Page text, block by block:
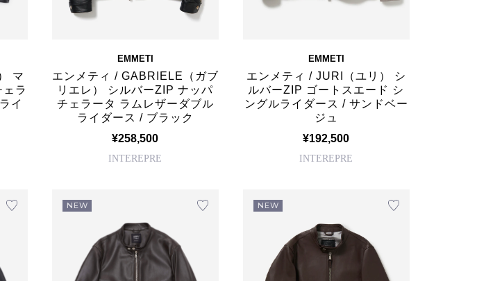
マ
ラ
イ
EMMETI
エンメティ / GABRIELE（ガブ
リエレ） シルバーZIP ナッパ
チェラータ ラムレザーダブル
ライダース / ブラック
¥258,500
INTEREPRE
EMMETI
エンメティ / JURI（ユリ） シ
ルバーZIP ゴートスエード シ
ングルライダース / サンドベー
ジュ
¥192,500
INTEREPRE
NEW NEW